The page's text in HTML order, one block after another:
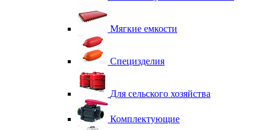
Мягкие емкости
Специзделия
Для сельского хозяйства
Комплектующие